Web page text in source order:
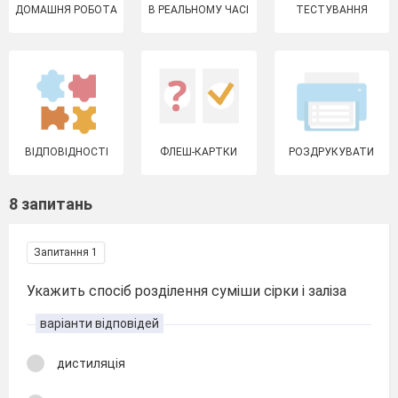
ДОМАШНЯ РОБОТА В РЕАЛЬНОМУ ЧАСІ ТЕСТУВАННЯ
ВІДПОВІДНОСТІ ФЛЕШ-КАРТКИ РОЗДРУКУВАТИ
8 запитань
Запитання 1
Укажить спосіб розділення суміши сірки і заліза
варіанти відповідей
дистиляція